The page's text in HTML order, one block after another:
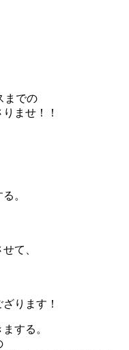
までの
ませ！！
。
て、
ります！
する。